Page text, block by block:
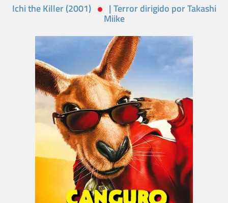
Ichi the Killer (2001) | Terror dirigido por Takashi
Miike